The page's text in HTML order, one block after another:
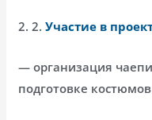
2. 2.Участие в
— организация
подготовке